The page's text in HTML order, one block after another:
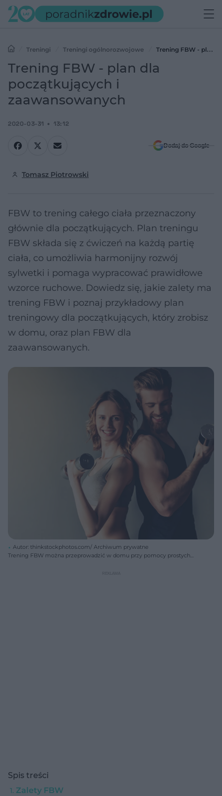
Treningi Treningi ogólnorozwojowe
Trening FBW - plan
dla początkujących i zaawansowanych
Trening FBW - plan dla
początkujących i
zaawansowanych
2020-03-31 13:12
Dodaj do Google
Tomasz Piotrowski
FBW to trening całego ciała przeznaczony
głównie dla początkujących. Plan treningu
FBW składa się z ćwiczeń na każdą partię
ciała, co umożliwia harmonijny rozwój
sylwetki i pomaga wypracować prawidłowe
wzorce ruchowe. Dowiedz się, jakie zalety ma
trening FBW i poznaj przykładowy plan
treningowy dla początkujących, który zrobisz
w domu, oraz plan FBW dla
zaawansowanych.
Autor: thinkstockphotos.com/ Archiwum prywatne
Trening FBW można przeprowadzić w domu przy pomocy prostych
Spis treści
Zalety FBW